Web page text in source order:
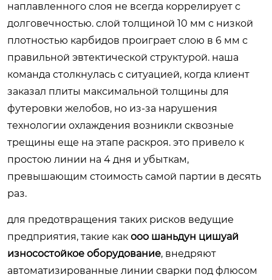
наплавленного слоя не всегда коррелирует с
долговечностью. слой толщиной 10 мм с низкой
плотностью карбидов проиграет слою в 6 мм с
правильной эвтектической структурой. наша
команда столкнулась с ситуацией, когда клиент
заказал плиты максимальной толщины для
футеровки желобов, но из-за нарушения
технологии охлаждения возникли сквозные
трещины еще на этапе раскроя. это привело к
простою линии на 4 дня и убыткам,
превышающим стоимость самой партии в десять
раз.
для предотвращения таких рисков ведущие
предприятия, такие как ооо шаньдун цишуай
износостойкое оборудование, внедряют
автоматизированные линии сварки под флюсом